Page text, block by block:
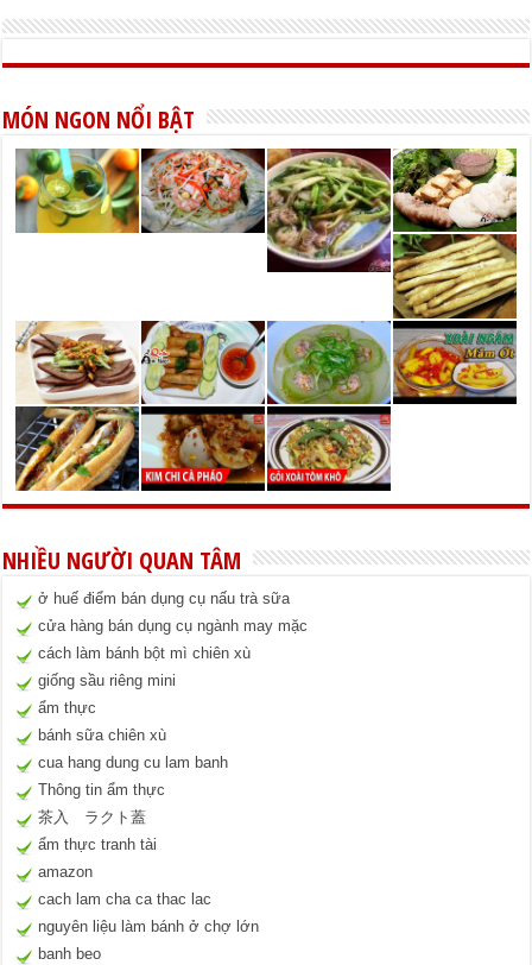
MÓN NGON NỔI BẬT
NHIỀU NGƯỜI QUAN TÂM
ở huế điểm bán dụng cụ nấu trà sữa
cửa hàng bán dụng cụ ngành may mặc
cách làm bánh bột mì chiên xù
giống sầu riêng mini
ẩm thực
bánh sữa chiên xù
cua hang dung cu lam banh
Thông tin ẩm thực
茶入 ラクト蓋
ẩm thực tranh tài
amazon
cach lam cha ca thac lac
nguyên liệu làm bánh ở chợ lớn
banh beo